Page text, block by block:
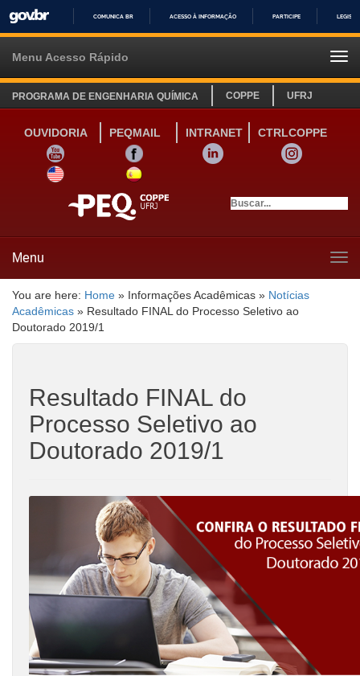
IR
COMUNICA BR ACESSO À INFORMAÇÃO PARTICIPE
Menu Acesso Rápido
PROGRAMA DE ENGENHARIA QUÍMICA COPPE UFRJ
OUVIDORIA PEQMAIL INTRANET
CTRLCOPPE
YOUTUBE
FACEBOOK LINKEDIN
INSTAGRAM
SITE INGLÊS
LINK SITE ESPANHOL
Menu
You are here: Home » Informações Acadêmicas » Notícias
Acadêmicas » Resultado FINAL do Processo Seletivo ao
Doutorado 2019/1
Resultado FINAL do
Processo Seletivo ao
Doutorado 2019/1